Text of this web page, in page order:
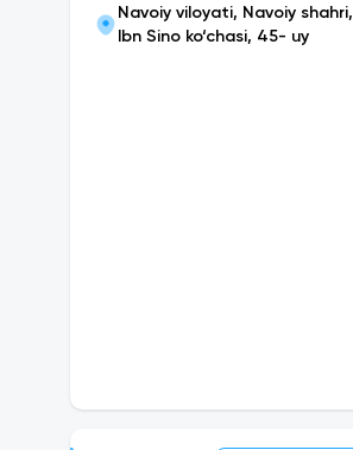
Navoiy viloyati, Navoiy shahri,
Ibn Sino ko‘chasi, 45- uy